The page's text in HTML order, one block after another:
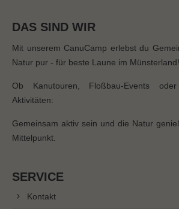
DAS SIND WIR
Mit unserem CanuCamp erlebst du
Natur pur - für beste Laune im Münsterland!
Ob Kanutouren, Floßbau-Events
Aktivitäten:
Gemeinsam aktiv sein und die Natur
Mittelpunkt.
SERVICE
Kontakt